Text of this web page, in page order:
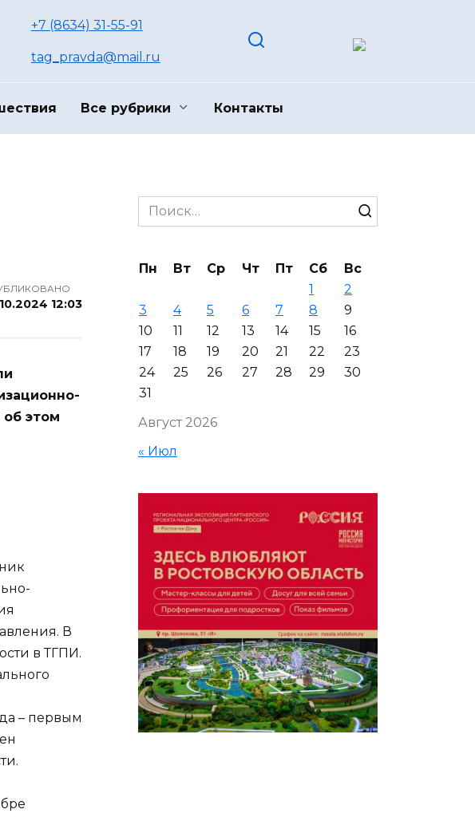
+7 (8634) 31-55-91
tag_pravda@mail.ru
Все рубрики Контакты
12:03
этом
В
в ТГПИ.
– первым
Search
for:
Август 2026
Пн Вт Ср Чт Пт Сб
Вс
1
2
3
4 5 6 7 8
9
10
11 12 13 14 15
16
17
18 19 20 21 22
23
24
25 26 27 28 29
30
31
« Июл